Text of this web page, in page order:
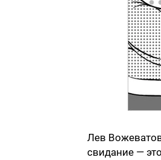
Лев
свидание —